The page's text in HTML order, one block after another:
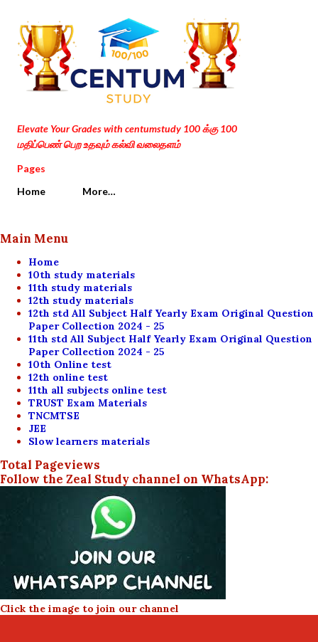
Skip to main content
Elevate Your Grades with centumstudy 100 க்கு 100
மதிப்பெண் பெற உதவும் கல்வி வலைதளம்
Pages
Home
More…
Main Menu
Home
10th study materials
11th study materials
12th study materials
12th std All Subject Half Yearly Exam Original Question
Paper Collection 2024 - 25
11th std All Subject Half Yearly Exam Original Question
Paper Collection 2024 - 25
10th Online test
12th online test
11th all subjects online test
TRUST Exam Materials
TNCMTSE
JEE
Slow learners materials
Total Pageviews
Follow the Zeal Study channel on WhatsApp:
Click the image to join our channel